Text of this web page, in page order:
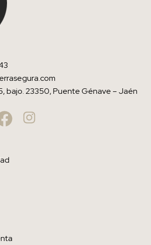
bajo. 23350, Puente Génave – Jaén